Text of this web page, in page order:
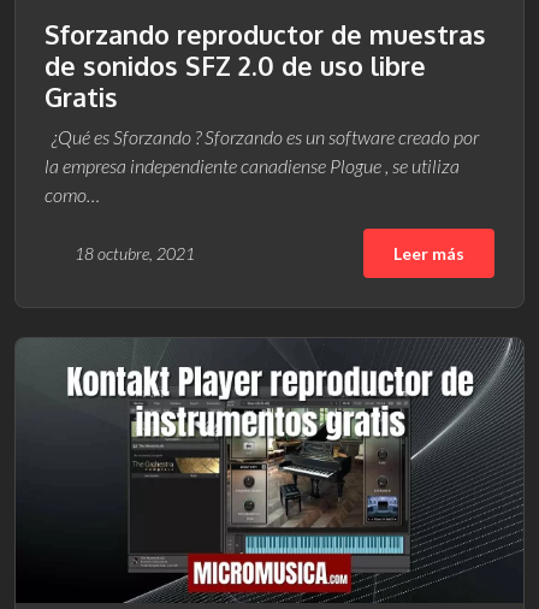
Sforzando reproductor de muestras
de sonidos SFZ 2.0 de uso libre
Gratis
¿Qué es Sforzando ? Sforzando es un software creado por
la empresa independiente canadiense Plogue , se utiliza
como…
18 octubre, 2021 Leer más